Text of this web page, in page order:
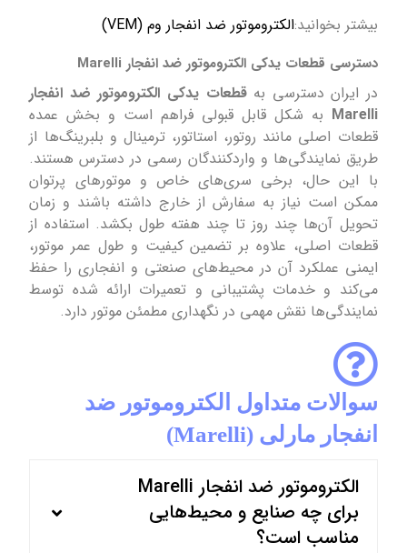
بیشتر بخوانید:الکتروموتور ضد انفجار وم (VEM)
دسترسی قطعات یدکی الکتروموتور ضد انفجار Marelli
در ایران دسترسی بهقطعات یدکی الکتروموتور ضد انفجار
Marelli به شکل قابل قبولی فراهم است و بخش عمده
قطعات اصلی مانند روتور، استاتور، ترمینال و بلبرینگ‌ها از
طریق نمایندگی‌ها و واردکنندگان رسمی در دسترس هستند.
با این حال، برخی سری‌های خاص و موتورهای پرتوان
ممکن است نیاز به سفارش از خارج داشته باشند و زمان
تحویل آن‌ها چند روز تا چند هفته طول بکشد. استفاده از
قطعات اصلی، علاوه بر تضمین کیفیت و طول عمر موتور،
ایمنی عملکرد آن در محیط‌های صنعتی و انفجاری را حفظ
می‌کند و خدمات پشتیبانی و تعمیرات ارائه شده توسط
نمایندگی‌ها نقش مهمی در نگهداری مطمئن موتور دارد.
سوالات متداول الکتروموتور ضد
انفجار مارلی (Marelli)
الکتروموتور ضد انفجار Marelli
برای چه صنایع و محیط‌هایی
مناسب است؟